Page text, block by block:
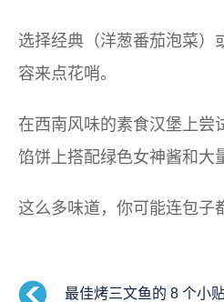
选择经典（洋葱番茄泡菜）
容来点花哨。
在西南风味的素食汉堡上尝
馅饼上搭配绿色女神酱和大
这么多味道，你可能连包子
最佳烤三文鱼的 8 个小